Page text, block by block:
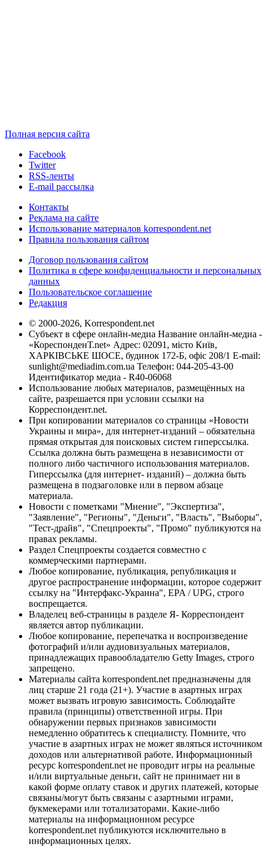
Полная версия сайта
Facebook
Twitter
RSS-ленты
E-mail рассылка
Контакты
Реклама на сайте
Использование материалов korrespondent.net
Правила пользования сайтом
Договор пользования сайтом
Политика в сфере конфиденциальности и персональных
данных
Пользовательское соглашение
Редакция
© 2000-2026, Korrespondent.net
Субъект в сфере онлайн-медиа Название онлайн-медиа -
«КореспонденТ.net» Адрес: 02091, місто Київ,
ХАРКІВСЬКЕ ШОСЕ, будинок 172-Б, офіс 208/1 E-mail:
sunlight@mediadim.com.ua Телефон: 044-205-43-00
Идентификатор медиа - R40-06068
Использование любых материалов, размещённых на
сайте, разрешается при условии ссылки на
Корреспондент.net.
При копировании материалов со страницы «Новости
Украины и мира», для интернет-изданий – обязательна
прямая открытая для поисковых систем гиперссылка.
Ссылка должна быть размещена в независимости от
полного либо частичного использования материалов.
Гиперссылка (для интернет- изданий) – должна быть
размещена в подзаголовке или в первом абзаце
материала.
Новости с пометками "Мнение", "Экспертиза",
"Заявление", "Регионы", "Деньги", "Власть", "Выборы",
"Тест-драйв", "Спецпроекты", "Промо" публикуются на
правах рекламы.
Раздел Спецпроекты создается совместно с
коммерческими партнерами.
Любое копирование, публикация, републикация и
другое распространение информации, которое содержит
ссылку на "Интерфакс-Украина", EPA / UPG, строго
воспрещается.
Владелец веб-страницы в разделе Я- Корреспондент
является автор публикации.
Любое копирование, перепечатка и воспроизведение
фотографий и/или аудиовизуальных материалов,
принадлежащих правообладателю Getty Images, строго
запрещено.
Материалы сайта korrespondent.net предназначены для
лиц старше 21 года (21+). Участие в азартных играх
может вызвать игровую зависимость. Соблюдайте
правила (принципы) ответственной игры. При
обнаружении первых признаков зависимости
немедленно обратитесь к специалисту. Помните, что
участие в азартных играх не может являться источником
доходов или альтернативой работе. Информационный
ресурс korrespondent.net не проводит игры на реальные
и/или виртуальные деньги, сайт не принимает ни в
какой форме оплату ставок и других платежей, которые
связаны/могут быть связаны с азартными играми,
букмекерами или тотализаторами. Какие-либо
материалы на информационном ресурсе
korrespondent.net публикуются исключительно в
информационных целях.